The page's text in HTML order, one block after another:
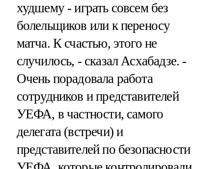
худшему - играть совсем без
болельщиков или к переносу
матча. К счастью, этого не
случилось, - сказал Асхабадзе. -
Очень порадовала работа
сотрудников и представителей
УЕФА, в частности, самого
делегата (встречи) и
представителей по безопасности